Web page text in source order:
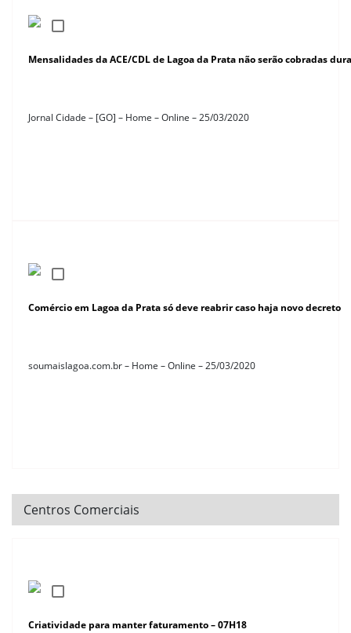
Mensalidades da ACE/CDL de Lagoa da Prata não serão cobradas
Jornal Cidade – [GO] – Home – Online – 25/03/2020
Comércio em Lagoa da Prata só deve reabrir caso haja novo decreto
soumaislagoa.com.br – Home – Online – 25/03/2020
Centros Comerciais
Criatividade para manter faturamento – 07H18